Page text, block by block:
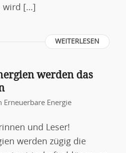
wird […]
WEITERLESEN
werden das
Erneuerbare Energie
und Leser!
werden zügig die